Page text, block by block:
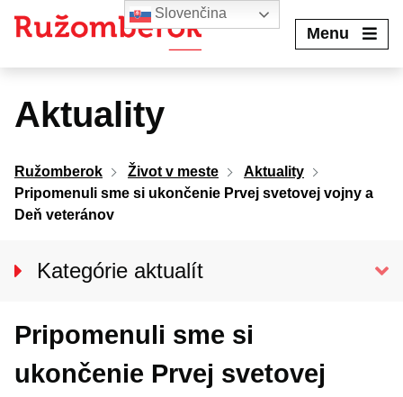
Menu
Aktuality
Ružomberok Život v meste
Aktuality
Pripomenuli sme si ukončenie Prvej svetovej vojny a
Deň veteránov
Kategórie aktualít
Kultúra
Šport
Pripomenuli sme si
ukončenie Prvej svetovej
Slovenčina